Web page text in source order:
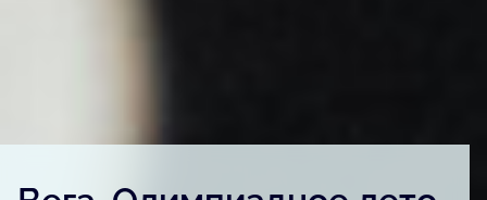
Детский конкурс «Вега.
Артфест»